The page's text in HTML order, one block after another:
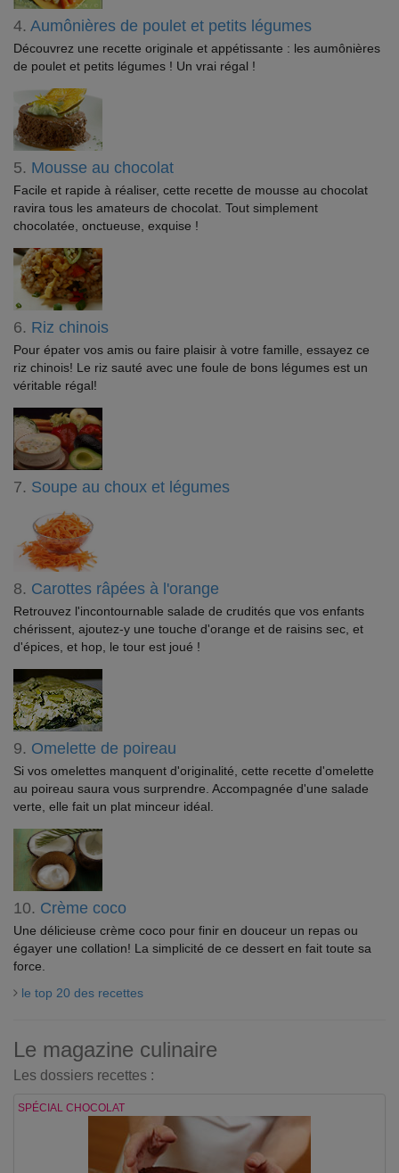
4. Aumônières de poulet et petits légumes
Découvrez une recette originale et appétissante : les aumônières
de poulet et petits légumes ! Un vrai régal !
5. Mousse au chocolat
Facile et rapide à réaliser, cette recette de mousse au chocolat
ravira tous les amateurs de chocolat. Tout simplement
chocolatée, onctueuse, exquise !
6. Riz chinois
Pour épater vos amis ou faire plaisir à votre famille, essayez ce
riz chinois! Le riz sauté avec une foule de bons légumes est un
véritable régal!
7. Soupe au choux et légumes
8. Carottes râpées à l'orange
Retrouvez l'incontournable salade de crudités que vos enfants
chérissent, ajoutez-y une touche d'orange et de raisins sec, et
d'épices, et hop, le tour est joué !
9. Omelette de poireau
Si vos omelettes manquent d'originalité, cette recette d'omelette
au poireau saura vous surprendre. Accompagnée d'une salade
verte, elle fait un plat minceur idéal.
10. Crème coco
Une délicieuse crème coco pour finir en douceur un repas ou
égayer une collation! La simplicité de ce dessert en fait toute sa
force.
le top 20 des recettes
Le magazine culinaire
Les dossiers recettes :
SPÉCIAL CHOCOLAT